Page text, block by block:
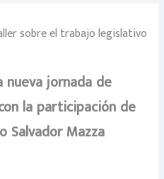
sobre el trabajo legislativo
nueva jornada de
la participación de
Salvador Mazza